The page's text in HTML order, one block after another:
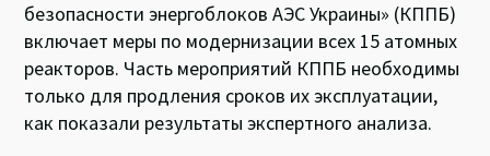
безопасности энергоблоков АЭС Украины» (КППБ)
включает меры по модернизации всех 15 атомных
реакторов. Часть мероприятий КППБ необходимы
только для продления сроков их эксплуатации,
как показали результаты экспертного анализа.